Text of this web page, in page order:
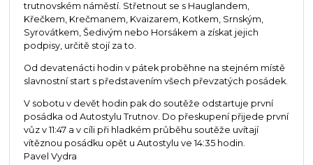
trutnovském náměstí. Střetnout se s Hauglandem,
Křečkem, Krečmanem, Kvaizarem, Kotkem, Srnským,
Syrovátkem, Šedivým nebo Horsákem a získat jejich
podpisy, určitě stojí za to.
Od devatenácti hodin v pátek proběhne na stejném místě
slavnostní start s představením všech převzatých posádek.
V sobotu v devět hodin pak do soutěže odstartuje první
posádka od Autostylu Trutnov. Do přeskupení přijede první
vůz v 11:47 a v cíli při hladkém průběhu soutěže uvítají
vítěznou posádku opět u Autostylu ve 14:35 hodin.
Pavel Vydra